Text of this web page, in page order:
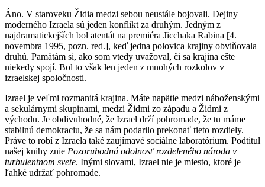
Áno. V staroveku Židia medzi sebou neustále bojovali. Dejiny
moderného Izraela sú jeden konflikt za druhým. Jedným z
najdramatickejších bol atentát na premiéra Jicchaka Rabina [4.
novembra 1995, pozn. red.], keď jedna polovica krajiny obviňovala
druhú. Pamätám si, ako som vtedy uvažoval, či sa krajina ešte
niekedy spojí. Bol to však len jeden z mnohých rozkolov v
izraelskej spoločnosti.
Izrael je veľmi rozmanitá krajina. Máte napätie medzi náboženskými
a sekulárnymi skupinami, medzi Židmi zo západu a Židmi z
východu. Je obdivuhodné, že Izrael drží pohromade, že tu máme
stabilnú demokraciu, že sa nám podarilo prekonať tieto rozdiely.
Práve to robí z Izraela také zaujímavé sociálne laboratórium. Podtitul
našej knihy znie Pozoruhodná odolnosť rozdeleného národa v
turbulentnom svete. Inými slovami, Izrael nie je miesto, ktoré je
ľahké udržať pohromade.